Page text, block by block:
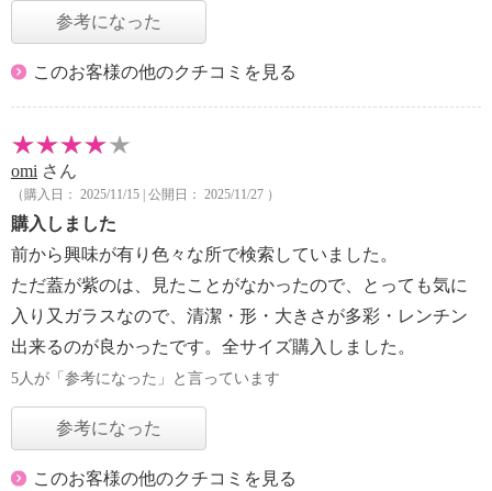
参考になった
このお客様の他のクチコミを見る
omi さん
（購入日： 2025/11/15 | 公開日： 2025/11/27 ）
購入しました
前から興味が有り色々な所で検索していました。
ただ蓋が紫のは、見たことがなかったので、とっても気に
入り又ガラスなので、清潔・形・大きさが多彩・レンチン
出来るのが良かったです。全サイズ購入しました。
5人が「参考になった」と言っています
参考になった
このお客様の他のクチコミを見る